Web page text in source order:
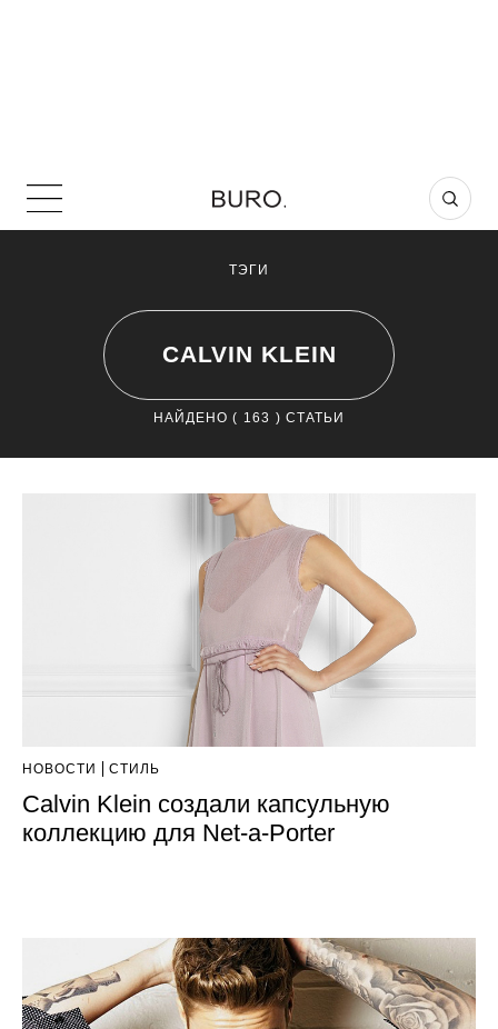
ТЭГИ
CALVIN KLEIN
НАЙДЕНО ( 163 ) СТАТЬИ
НОВОСТИ СТИЛЬ
Calvin Klein создали капсульную
коллекцию для Net-a-Porter